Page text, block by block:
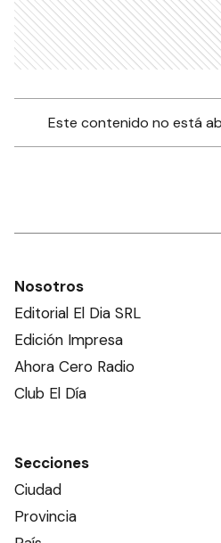
Este contenido no está
Nosotros
Editorial El Dia SRL
Edición Impresa
Ahora Cero Radio
Club El Día
Secciones
Ciudad
Provincia